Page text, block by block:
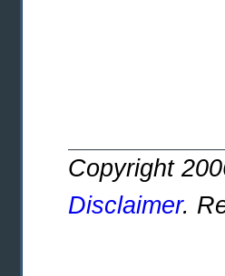
Copyright
Disclaimer.